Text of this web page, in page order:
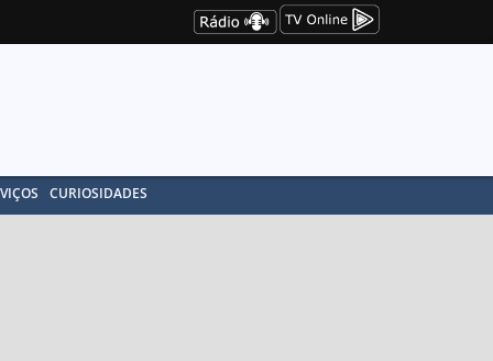
CURIOSIDADES